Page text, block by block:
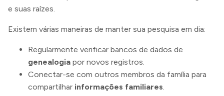
e suas raízes.
Existem várias maneiras de manter sua pesquisa em dia:
Regularmente verificar bancos de dados de
genealogia por novos registros.
Conectar-se com outros membros da família para
compartilhar informações familiares.